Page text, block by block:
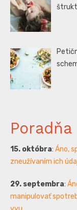
Poradňa
15. októbra: Áno,
zneužívaním ich
29. septembra:
manipulovať